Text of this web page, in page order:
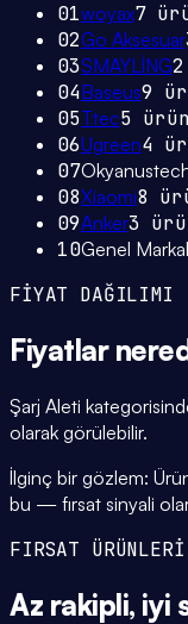
01woyax7
02Go Aksesuar
03SMAYLİNG2
04Baseus9
05Ttec5 ürün
06Ugreen4
07
08Xiaomi8
09Anker3
10Genel
FİYAT DAĞILIMI
Fiyatlar
Şarj Aleti
olarak görülebilir.
İlginç bir gözlem:
bu — fırsat sinyali
FIRSAT ÜRÜNLERİ
Az rakipli, iyi